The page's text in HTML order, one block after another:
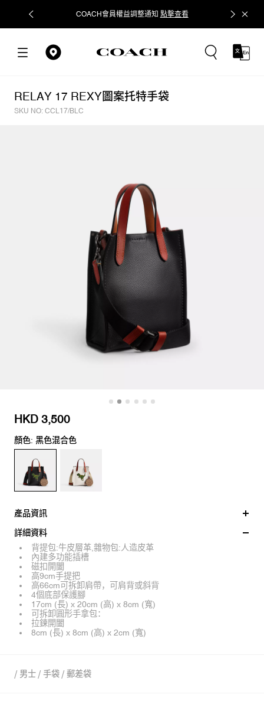
COACH會員權益調整通知 點擊查看 立即追蹤
RELAY 17 REXY圖案托特手袋
SKU NO: CCL17/BLC
HKD 3,500
顏色: 黑色混合色
產品資訊
詳細資料
背提包:牛皮層革,雜物包:人造皮革
內建多功能插槽
磁扣開闔
高9cm手提把
高66cm可拆卸肩帶，可肩背或斜背
4個底部保護腳
17cm (長) x 20cm (高) x 8cm (寬)
可拆卸圓形手拿包：
拉鍊開闔
8cm (長) x 8cm (高) x 2cm (寬)
/ 男士 / 手袋 / 郵差袋